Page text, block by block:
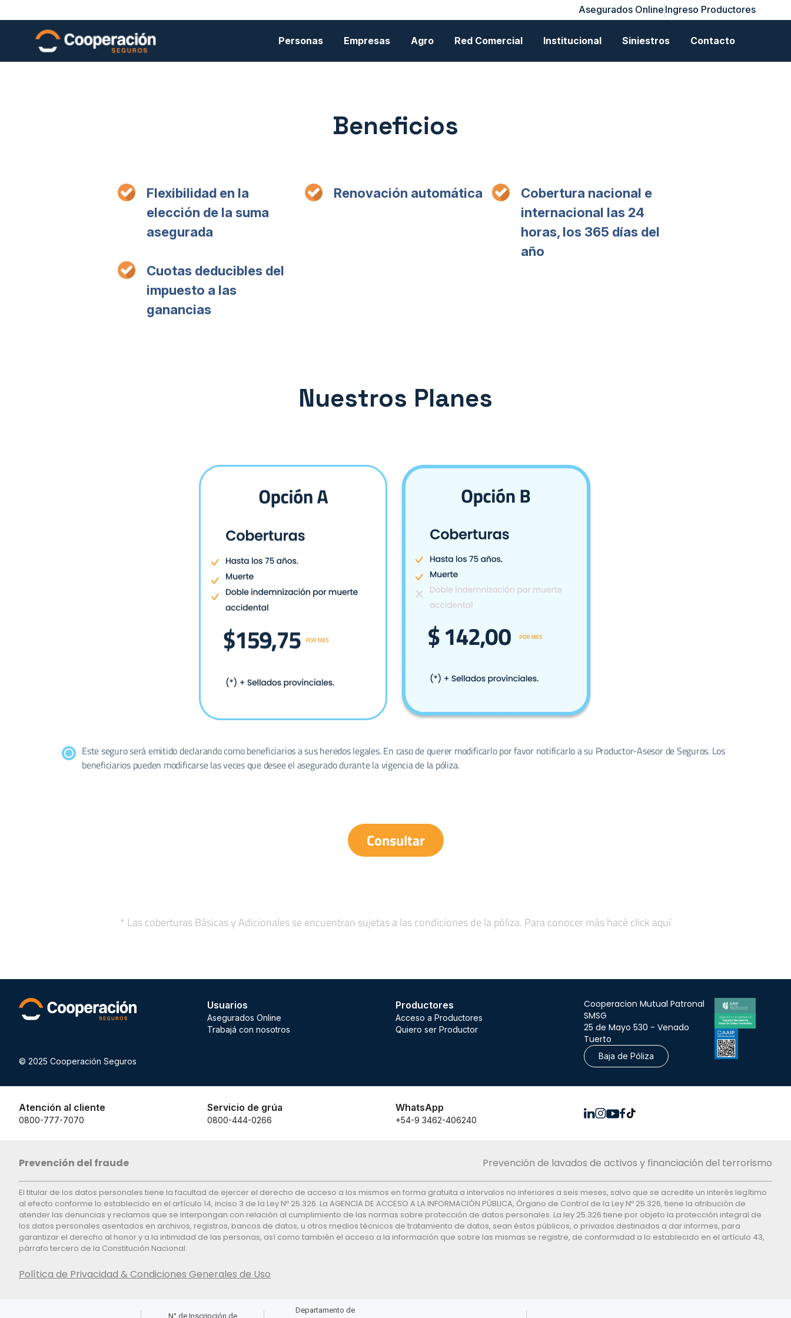
Asegurados Online Ingreso Productores
Personas Empresas Agro Red Comercial Institucional Siniestros Contacto
Beneficios
Flexibilidad en la
elección de la suma
asegurada
Renovación automática
Cobertura nacional e
internacional las 24
horas, los 365 días del
año
Cuotas deducibles del
impuesto a las
ganancias
Nuestros Planes
Este seguro será emitido declarando como beneficiarios a sus heredos legales. En caso de querer modificarlo por favor notificarlo a su Productor-Asesor de Seguros. Los
beneficiarios pueden modificarse las veces que desee el asegurado durante la vigencia de la póliza.
Consultar
* Las coberturas Básicas y Adicionales se encuentran sujetas a las condiciones de la póliza. Para conocer más hacé click aquí
© 2025 Cooperación Seguros
Usuarios
Asegurados Online
Trabajá con nosotros
Productores
Acceso a Productores
Quiero ser Productor
Cooperacion Mutual Patronal
SMSG
25 de Mayo 530 - Venado
Tuerto
Baja de Póliza
Atención al cliente
0800-777-7070
Servicio de grúa
0800-444-0266
WhatsApp
+54-9 3462-406240
Prevención del fraude Prevención de lavados de activos y financiación del terrorismo
El titular de los datos personales tiene la facultad de ejercer el derecho de acceso a los mismos en forma gratuita a intervalos no inferiores a seis meses, salvo que se acredite un interés legítimo
al efecto conforme lo establecido en el artículo 14, inciso 3 de la Ley Nº 25.326. La AGENCIA DE ACCESO A LA INFORMACIÓN PÚBLICA, Órgano de Control de la Ley Nº 25.326, tiene la atribución de
atender las denuncias y reclamos que se interpongan con relación al cumplimiento de las normas sobre protección de datos personales. La ley 25.326 tiene por objeto la protección integral de
los datos personales asentados en archivos, registros, bancos de datos, u otros medios técnicos de tratamiento de datos, sean éstos públicos, o privados destinados a dar informes, para
garantizar el derecho al honor y a la intimidad de las personas, así como también el acceso a la información que sobre las mismas se registre, de conformidad a lo establecido en el artículo 43,
párrafo tercero de la Constitución Nacional.
Política de Privacidad & Condiciones Generales de Uso
N° de Inscripción de
Departamento de